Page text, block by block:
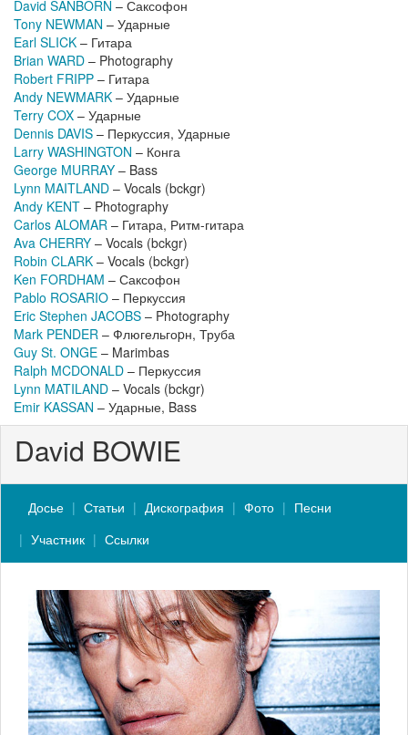
David SANBORN – Саксофон
Tony NEWMAN – Ударные
Earl SLICK – Гитара
Brian WARD – Photography
Robert FRIPP – Гитара
Andy NEWMARK – Ударные
Terry COX – Ударные
Dennis DAVIS – Перкуссия, Ударные
Larry WASHINGTON – Конга
George MURRAY – Bass
Lynn MAITLAND – Vocals (bckgr)
Andy KENT – Photography
Carlos ALOMAR – Гитара, Ритм-гитара
Ava CHERRY – Vocals (bckgr)
Robin CLARK – Vocals (bckgr)
Ken FORDHAM – Саксофон
Pablo ROSARIO – Перкуссия
Eric Stephen JACOBS – Photography
Mark PENDER – Флюгельгоpн, Труба
Guy St. ONGE – Marimbas
Ralph MCDONALD – Перкуссия
Lynn MATILAND – Vocals (bckgr)
Emir KASSAN – Ударные, Bass
David BOWIE
Досье Статьи Дискография Фото
Песни
Участник
Ссылки